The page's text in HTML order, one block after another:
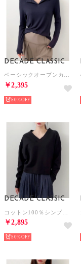
DECADE CLASSIC
￥2,395
50%
DECADE CLASSIC
￥2,895
50%